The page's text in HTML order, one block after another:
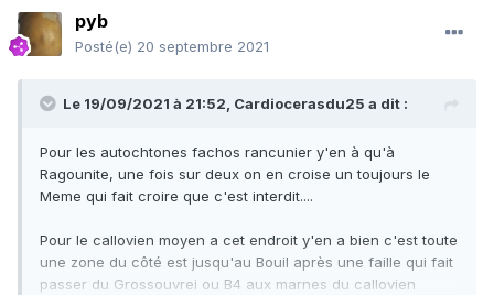
pyb
Posté(e) 20 septembre 2021
Le 19/09/2021 à 21:52, Cardiocerasdu25 a dit :
Pour les autochtones fachos rancunier y'en à qu'à
Ragounite, une fois sur deux on en croise un toujours le
Meme qui fait croire que c'est interdit....
Pour le callovien moyen a cet endroit y'en a bien c'est toute
une zone du côté est jusqu'au Bouil après une faille qui fait
passer du Grossouvrei ou B4 aux marnes du callovien